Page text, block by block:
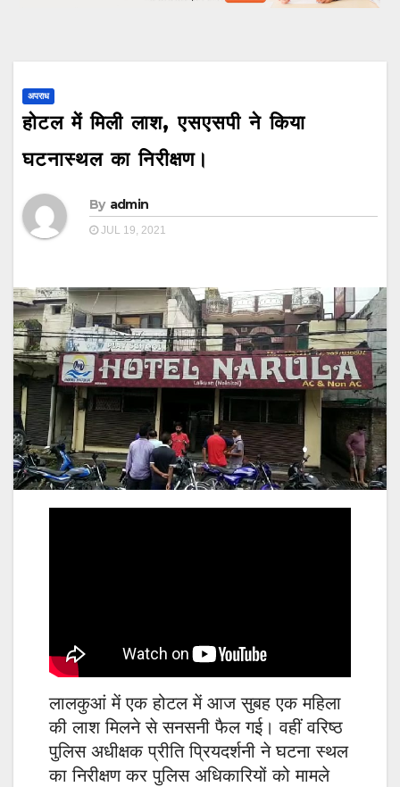
अपराध
होटल में मिली लाश, एसएसपी ने किया
घटनास्थल का निरीक्षण।
By admin
JUL 19, 2021
लालकुआं में एक होटल में आज सुबह एक महिला
की लाश मिलने से सनसनी फैल गई। वहीं वरिष्ठ
पुलिस अधीक्षक प्रीति प्रियदर्शनी ने घटना स्थल
का निरीक्षण कर पुलिस अधिकारियों को मामले